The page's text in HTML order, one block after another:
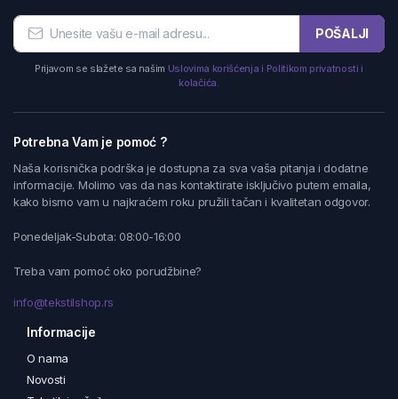
POŠALJI
Prijavom se slažete sa našim Uslovima korišćenja i Politikom privatnosti i
kolačića.
Potrebna Vam je pomoć ?
Naša korisnička podrška je dostupna za sva vaša pitanja i dodatne
informacije. Molimo vas da nas kontaktirate isključivo putem emaila,
kako bismo vam u najkraćem roku pružili tačan i kvalitetan odgovor.
Ponedeljak-Subota: 08:00-16:00
Treba vam pomoć oko porudžbine?
info@tekstilshop.rs
Informacije
O nama
Novosti